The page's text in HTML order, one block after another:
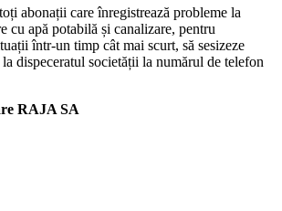
abonații care înregistrează probleme la
cu apă potabilă și canalizare, pentru
într-un timp cât mai scurt, să sesizeze
dispeceratul societății la numărul de telefon
RAJA SA